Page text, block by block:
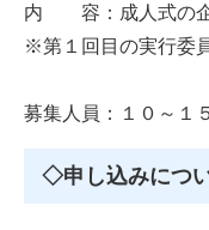
内 容：成人式の企
※第１回目の実行委
募集人員：１０～１
◇申し込みにつ